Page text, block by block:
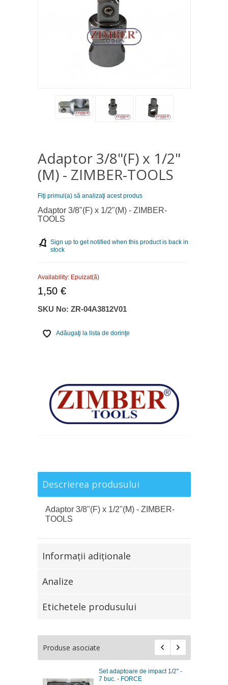
Adaptor 3/8"(F) x 1/2"
(M) - ZIMBER-TOOLS
Fiţi primul(a) să analizaţi acest produs
Adaptor 3/8"(F) x 1/2"(M) - ZIMBER-
TOOLS
Sign up to get notified when this product is back in
stock
Availability: Epuizat(ă)
1,50 €
SKU No: ZR-04A3812V01
Adăugaţi la lista de dorinţe
Descrierea produsului
Adaptor 3/8"(F) x 1/2"(M) - ZIMBER-
TOOLS
Informaţii adiţionale
Analize
Etichetele produsului
Produse asociate
Set adaptoare de impact 1/2" -
7 buc. - FORCE